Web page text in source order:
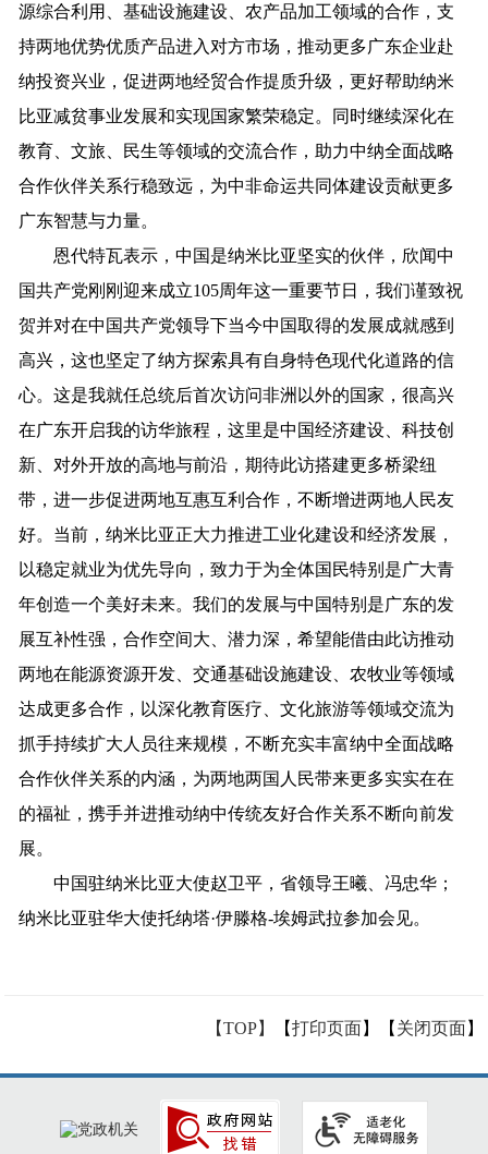
源综合利用、基础设施建设、农产品加工领域的合作，支
持两地优势优质产品进入对方市场，推动更多广东企业赴
纳投资兴业，促进两地经贸合作提质升级，更好帮助纳米
比亚减贫事业发展和实现国家繁荣稳定。同时继续深化在
教育、文旅、民生等领域的交流合作，助力中纳全面战略
合作伙伴关系行稳致远，为中非命运共同体建设贡献更多
广东智慧与力量。
恩代特瓦表示，中国是纳米比亚坚实的伙伴，欣闻中
国共产党刚刚迎来成立105周年这一重要节日，我们谨致祝
贺并对在中国共产党领导下当今中国取得的发展成就感到
高兴，这也坚定了纳方探索具有自身特色现代化道路的信
心。这是我就任总统后首次访问非洲以外的国家，很高兴
在广东开启我的访华旅程，这里是中国经济建设、科技创
新、对外开放的高地与前沿，期待此访搭建更多桥梁纽
带，进一步促进两地互惠互利合作，不断增进两地人民友
好。当前，纳米比亚正大力推进工业化建设和经济发展，
以稳定就业为优先导向，致力于为全体国民特别是广大青
年创造一个美好未来。我们的发展与中国特别是广东的发
展互补性强，合作空间大、潜力深，希望能借由此访推动
两地在能源资源开发、交通基础设施建设、农牧业等领域
达成更多合作，以深化教育医疗、文化旅游等领域交流为
抓手持续扩大人员往来规模，不断充实丰富纳中全面战略
合作伙伴关系的内涵，为两地两国人民带来更多实实在在
的福祉，携手并进推动纳中传统友好合作关系不断向前发
展。
中国驻纳米比亚大使赵卫平，省领导王曦、冯忠华；
纳米比亚驻华大使托纳塔·伊滕格-埃姆武拉参加会见。
【TOP】 【打印页面】【 关闭页面】